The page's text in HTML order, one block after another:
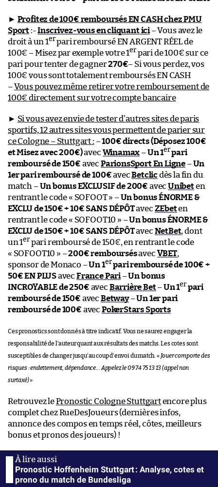
► Profitez de 100€ remboursés EN CASH chez PMU
Sport :-Inscrivez-vous en cliquant ici– Vous avez le
droit à un 1erpari remboursé EN ARGENT RÉEL de
100€ – Misez par exemple votre 1er pari de 100€ sur ce
pari pour tenter de gagner270€– Si vous perdez, vos
100€ vous sont totalement remboursés EN CASH
–Vous pouvez même retirer votre remboursement de
100€ directement sur votre compte bancaire
► Si vous avez envie de tester d’autres sites de paris
sportifs, 12 autres sites vous permettent de parier sur
ce Cologne – Stuttgart : –100€ directs (Déposez 100€
et Misez avec 200€)avec Winamax –Un 1erpari
remboursé de 150€ avec ParionsSport En Ligne –Un
1er pari remboursé de 100€avecBetclicdès la fin du
match –Un bonus EXCLUSIF de 200€ avec Unibeten
rentrant le code « SOFOOT » –Un bonus ÉNORME &
EXCLU de 150€ + 10€ SANS DÉPÔTavec ZEbeten
rentrant le code « SOFOOT10 » –Un bonus ÉNORME &
EXCLU de 150€ + 10€ SANS DÉPÔTavec NetBet, dont
un 1er pari remboursé de 150€, en rentrant le code
« SOFOOT10 » –200€ remboursésavec VBET,
sponsor de Monaco –Un 1erpari remboursé de 100€ +
50€ EN PLUSavec France Pari–Un bonus
INCROYABLE de 250€ avec Barrière Bet–Un 1er pari
remboursé de 150€ avec Betway–Un 1er pari
remboursé de 100€ avec PokerStars Sports
Ces pronostics sont donnés à titre indicatif. Vous ne saurez engager la
responsabilité de l’auteur quant aux résultats des matchs. Les cotes sont
susceptibles de changer jusqu’au coup d’envoi du match. « Jouer comporte des
risques : endettement, dépendance… Appelez le 09 74 75 13 13 (appel non
surtaxé)»
Retrouvez lePronostic Cologne Stuttgartencore plus
complet chez RueDesJoueurs (dernières infos,
annonce des compos en temps réel, côtes, meilleurs
bonus et pronos des joueurs) !
Pronostic Hoffenheim Stuttgart : Analyse, cotes et
prono du match de Bundesliga